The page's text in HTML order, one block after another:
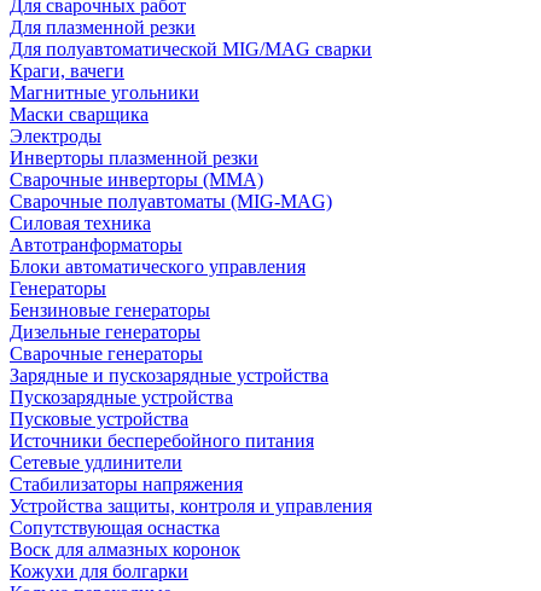
Для сварочных работ
Для плазменной резки
Для полуавтоматической MIG/MAG сварки
Краги, вачеги
Магнитные угольники
Маски сварщика
Электроды
Инверторы плазменной резки
Сварочные инверторы (MMA)
Сварочные полуавтоматы (MIG-MAG)
Силовая техника
Автотранформаторы
Блоки автоматического управления
Генераторы
Бензиновые генераторы
Дизельные генераторы
Сварочные генераторы
Зарядные и пускозарядные устройства
Пускозарядные устройства
Пусковые устройства
Источники бесперебойного питания
Сетевые удлинители
Стабилизаторы напряжения
Устройства защиты, контроля и управления
Сопутствующая оснастка
Воск для алмазных коронок
Кожухи для болгарки